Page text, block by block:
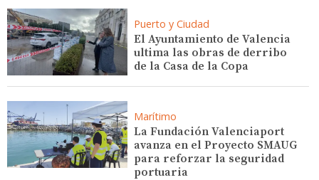
Puerto y Ciudad
El Ayuntamiento de Valencia
ultima las obras de derribo
de la Casa de la Copa
Marítimo
La Fundación Valenciaport
avanza en el Proyecto SMAUG
para reforzar la seguridad
portuaria